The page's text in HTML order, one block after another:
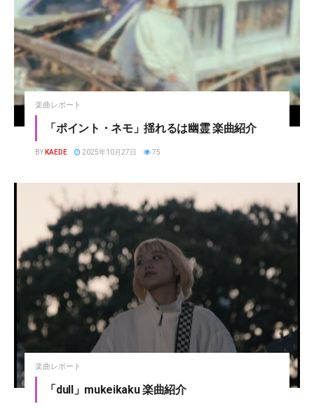
楽曲レポート
「ポイント・ネモ」揺れるは幽霊 楽曲紹介
BY KAEDE 2025年10月27日 75
楽曲レポート
「dull」mukeikaku 楽曲紹介